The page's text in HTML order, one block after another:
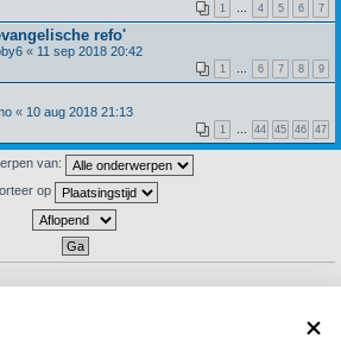
1 4 5 6 7
refo'
« 11 sep 2018 20:42
1 6 7 8 9
« 10 aug 2018 21:13
1 44 45 46 47
van:
op